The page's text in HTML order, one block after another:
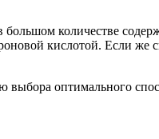
большом количестве
кислотой. Если же
выбора оптимального